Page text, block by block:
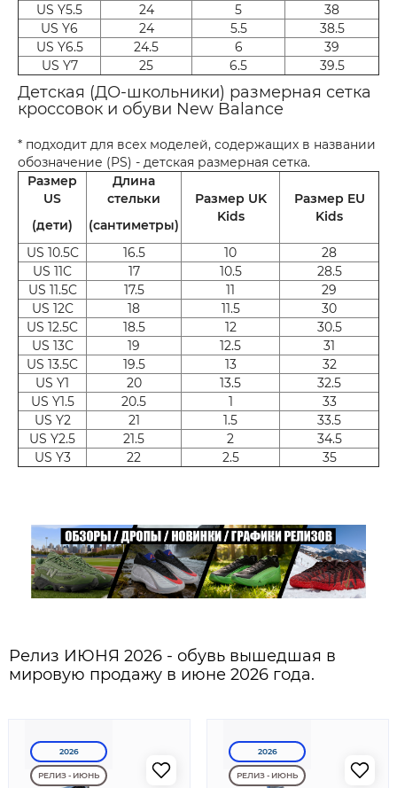
US Y5.5
24 5
38
US Y6
24 5.5
38.5
US Y6.5
24.5 6
39
US Y7
25 6.5 39.5
Детская (ДО-школьники) размерная сетка
кроссовок и обуви New Balance
* подходит для всех моделей, содержащих в названии
обозначение (PS) - детская размерная сетка.
Размер
US
(дети)
Длина
стельки
(сантиметры)
Размер UK
Kids
Размер EU
Kids
US 10.5C 16.5 10
28
US 11C
17 10.5
28.5
US 11.5C
17.5 11
29
US 12C
18 11.5
30
US 12.5C
18.5 12
30.5
US 13C
19 12.5
31
US 13.5C
19.5 13
32
US Y1
20 13.5
32.5
US Y1.5
20.5 1
33
US Y2
21 1.5
33.5
US Y2.5
21.5 2
34.5
US Y3
22 2.5 35
Релиз ИЮНЯ 2026 - обувь вышедшая в
мировую продажу в июне 2026 года.
2026
РЕЛИЗ - ИЮНЬ
2026
РЕЛИЗ - ИЮНЬ